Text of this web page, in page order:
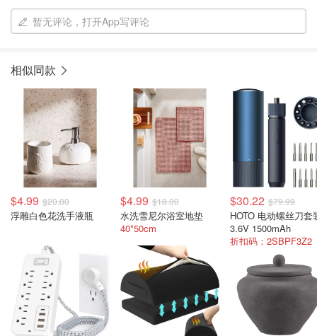
暂无评论，打开App写评论
相似同款
$4.99 $20.00
浮雕白色花洗手液瓶
$4.99 $18.00
水洗雪尼尔浴室地垫
40*50cm
$30.22 $79.99
HOTO 电动螺丝刀套
3.6V 1500mAh
折扣码：2SBPF3Z2